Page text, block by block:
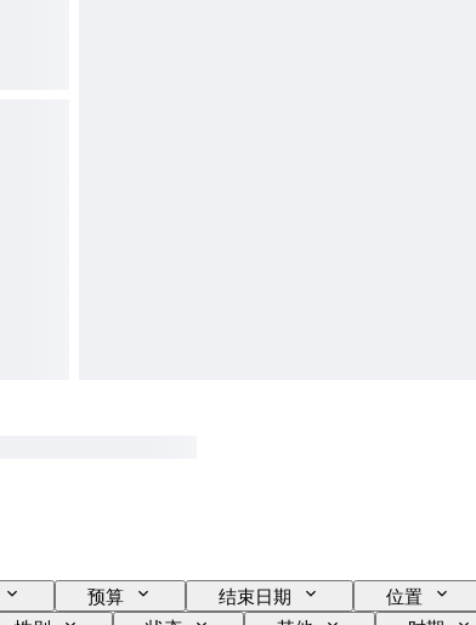
预算 结束日期 位置